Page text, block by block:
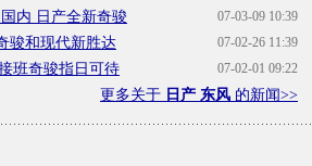
07-03-09 10:39
内 日产全新奇骏
07-02-26 11:39
骏和现代新胜达
07-02-01 09:22
班奇骏指日可待
更多关于 日产 东风 的新闻>>